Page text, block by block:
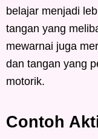
belajar menjadi
tangan yang
mewarnai juga
dan tangan yang
motorik.
Contoh